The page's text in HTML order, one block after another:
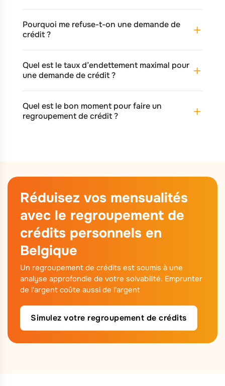
Pourquoi me refuse-t-on une demande de
crédit ?
Quel est le taux d’endettement maximal pour
une demande de crédit ?
Quel est le bon moment pour faire un
regroupement de crédit ?
Réduisez vos mensualités
avec le regroupement de
crédits personnels en
Belgique
Un regroupement de crédits est soumis à une
analyse approfondie de votre solvabilité. Emprunter
de l'argent coûte aussi de l'argent
Simulez votre regroupement de crédits